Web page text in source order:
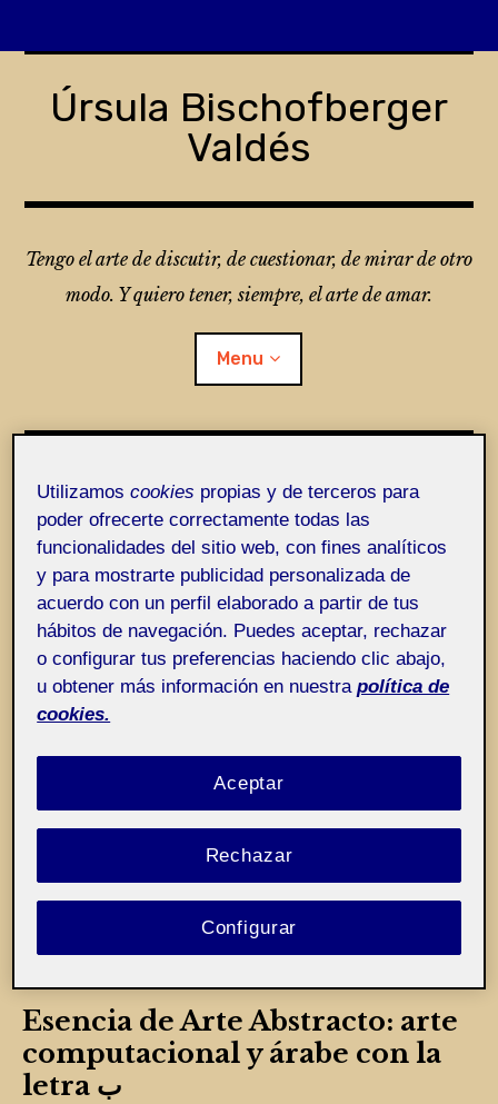
contentÚrsula Bischofberger
Valdés
Tengo el arte de discutir, de cuestionar, de mirar de otro
modo. Y quiero tener, siempre, el arte de amar.
Menu
Entrada de incidencias o sugerencias
Etiqueta:Perfecto «no querer decir nada»
Esencia de Arte Abstracto: arte
computacional y árabe con la
letra ﺏ
Utilizamoscookies propias y de terceros para
poder ofrecerte correctamente todas las
funcionalidades del sitio web, con fines analíticos
y para mostrarte publicidad personalizada de
acuerdo con un perfil elaborado a partir de tus
hábitos de navegación. Puedes aceptar, rechazar
o configurar tus preferencias haciendo clic abajo,
u obtener más información en nuestra política de
cookies.
Rechazar
Aceptar
Configurar